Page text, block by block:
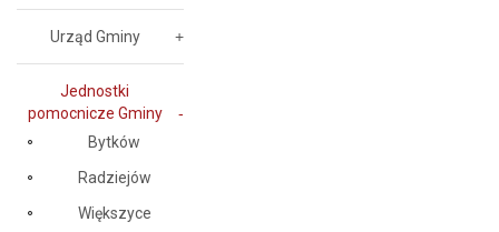
Urząd Gminy
Jednostki
pomocnicze Gminy
Bytków
Radziejów
Większyce